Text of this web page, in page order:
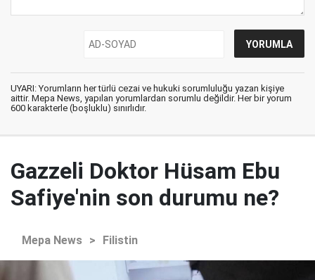
UYARI: Yorumların her türlü cezai ve hukuki sorumluluğu yazan kişiye
aittir. Mepa News, yapılan yorumlardan sorumlu değildir. Her bir yorum
600 karakterle (boşluklu) sınırlıdır.
Gazzeli Doktor Hüsam Ebu
Safiye'nin son durumu ne?
Mepa News > Filistin